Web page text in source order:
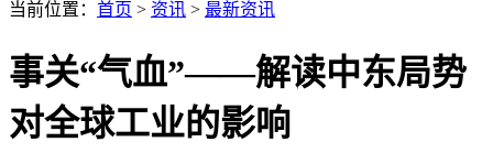
当前位置： 首页 > 资讯 > 最新资讯
事关“气血”——解读中东局势
对全球工业的影响